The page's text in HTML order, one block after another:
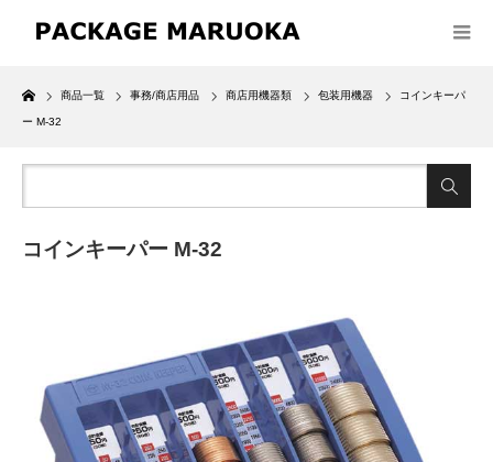
Home
商品一覧 事務/商店用品 商店用機器類 包装用機器 コインキーパ
ー M-32
コインキーパー M-32